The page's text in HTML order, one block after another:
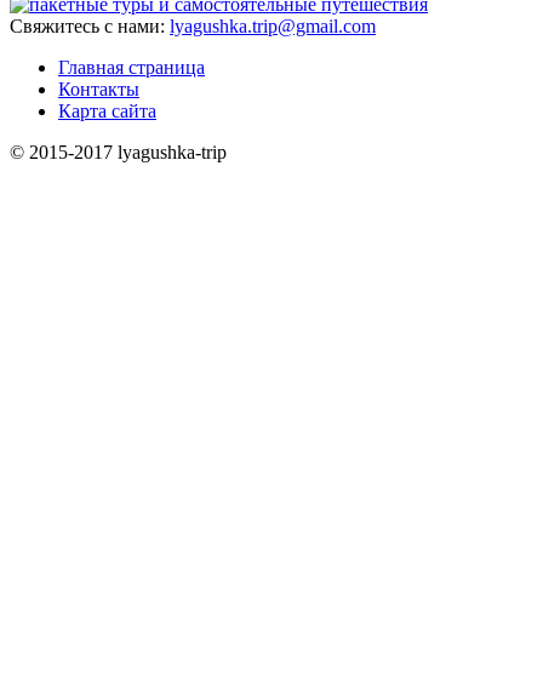
Свяжитесь с нами: lyagushka.trip@gmail.com
Главная страница
Контакты
Карта сайта
© 2015-2017 lyagushka-trip